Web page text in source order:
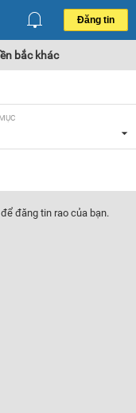
Đăng tin
bắc khác
đăng tin rao của bạn.